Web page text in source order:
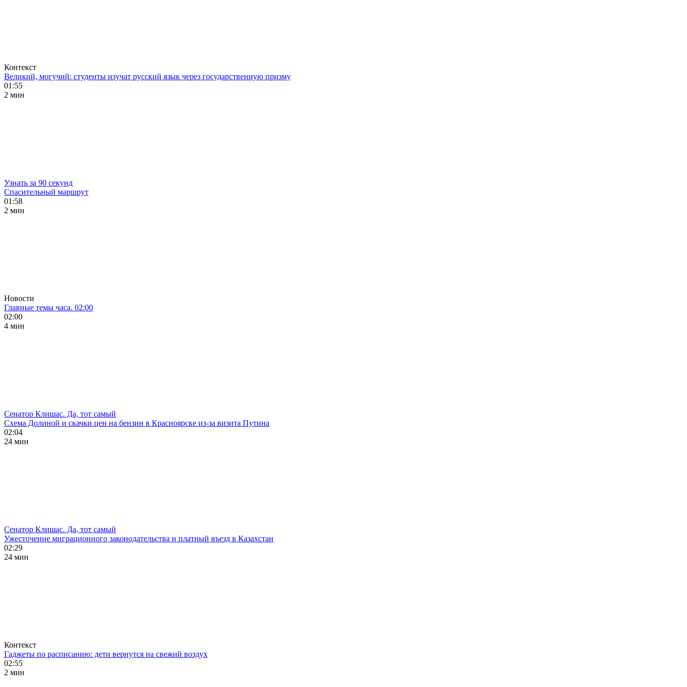
Контекст
Великий, могучий: студенты изучат русский язык через государственную призму
01:55
2 мин
Узнать за 90 секунд
Спасительный маршрут
01:58
2 мин
Новости
Главные темы часа. 02:00
02:00
4 мин
Сенатор Клишас. Да, тот самый
Схема Долиной и скачки цен на бензин в Красноярске из-за визита Путина
02:04
24 мин
Сенатор Клишас. Да, тот самый
Ужесточение миграционного законодательства и платный въезд в Казахстан
02:29
24 мин
Контекст
Гаджеты по расписанию: дети вернутся на свежий воздух
02:55
2 мин